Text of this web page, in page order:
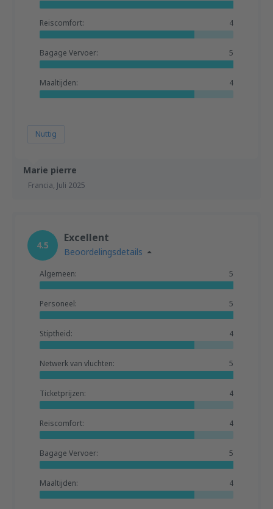
Marie pierre
Francia, Juli 2025
Reiscomfort: 4
Bagage Vervoer: 5
Maaltijden: 4
Nuttig
4.5
Excellent
Beoordelingsdetails
Algemeen: 5
Personeel: 5
Stiptheid: 4
Netwerk van vluchten: 5
Ticketprijzen: 4
Reiscomfort: 4
Bagage Vervoer: 5
Maaltijden: 4